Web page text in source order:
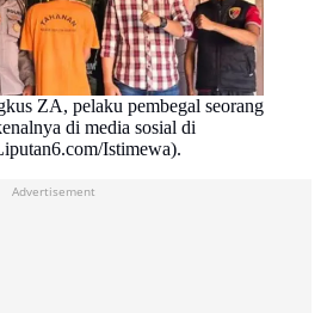
ZA, pelaku pembegal seorang
di media sosial di
Istimewa).
Advertisement